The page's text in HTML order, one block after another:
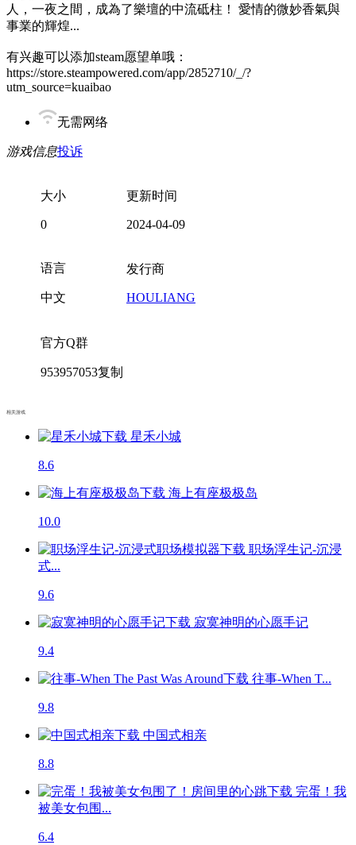
人，一夜之間，成為了樂壇的中流砥柱！ 愛情的微妙香氣與
事業的輝煌...
有兴趣可以添加steam愿望单哦：
https://store.steampowered.com/app/2852710/_/?
utm_source=kuaibao
无需网络
游戏信息投诉
大小
0
更新时间
2024-04-09
语言
中文
发行商
HOULIANG
官方Q群
953957053复制
相关游戏
星禾小城
8.6
海上有座极极岛
10.0
职场浮生记-沉浸
式...
9.6
寂寞神明的心愿手记
9.4
往事-When T...
9.8
中国式相亲
8.8
完蛋！我
被美女包围...
6.4